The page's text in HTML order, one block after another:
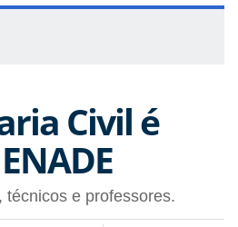
Civil é
técnicos e professores.